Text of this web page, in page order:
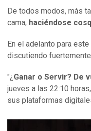
De todos modos, más
cama, haciéndose
En el adelanto para
discutiendo
"¿ Ganar o Servir? De
jueves a las 22:10
sus plataformas